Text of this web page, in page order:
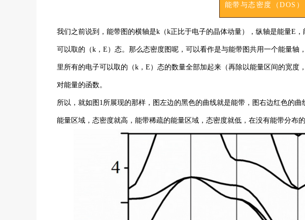
能带与态密度（DOS）
我们之前说到，能带图的横轴是k（k正比于电子的晶体动量），纵轴是能量E
可以取的（k，E）态。那么态密度图呢，可以看作是与能带图共用一个能量轴
里所有的电子可以取的（k，E）态的数量全部加起来（再除以能量区间的宽度
对能量的函数。
所以，就如图1所展现的那样，图左边的黑色的曲线就是能带，图右边红色的
能量区域，态密度就高，能带稀疏的能量区域，态密度就低，在没有能带分布